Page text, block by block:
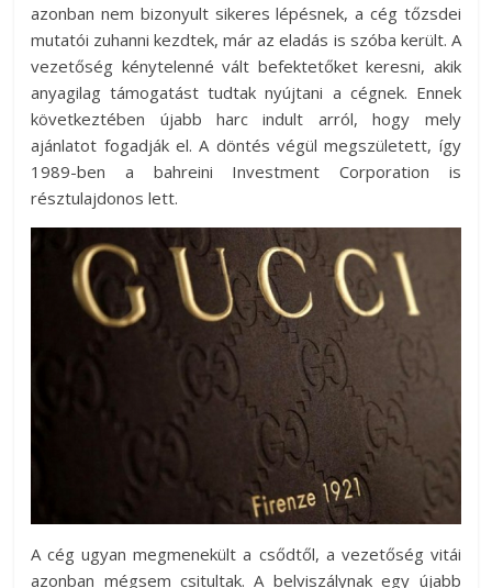
azonban nem bizonyult sikeres lépésnek, a cég tőzsdei
mutatói zuhanni kezdtek, már az eladás is szóba került. A
vezetőség kénytelenné vált befektetőket keresni, akik
anyagilag támogatást tudtak nyújtani a cégnek. Ennek
következtében újabb harc indult arról, hogy mely
ajánlatot fogadják el. A döntés végül megszületett, így
1989-ben a bahreini Investment Corporation is
résztulajdonos lett.
A cég ugyan megmenekült a csődtől, a vezetőség vitái
azonban mégsem csitultak. A belviszálynak egy újabb